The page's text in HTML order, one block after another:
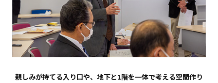
親しみが持てる入り口や、地下と1階を一体で考える空間作り